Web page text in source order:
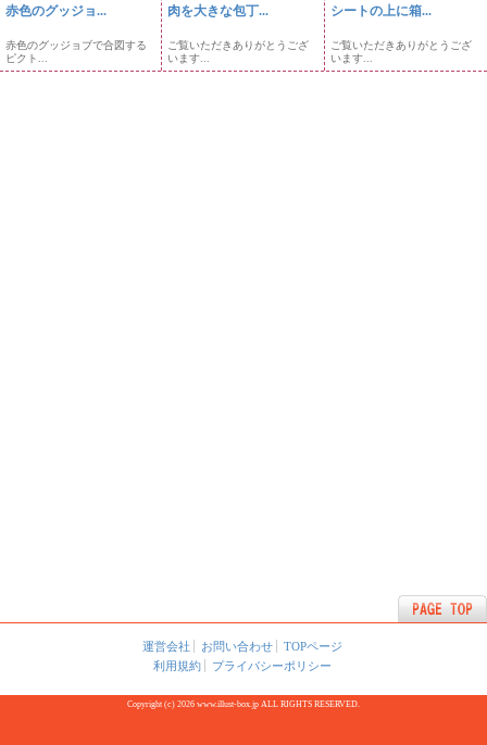
赤色のグッジョ...
赤色のグッジョブで合図する
ピクト...
肉を大きな包丁...
ご覧いただきありがとうござ
います...
シートの上に箱...
ご覧いただきありがとうござ
います...
運営会社 お問い合わせ
TOPページ
利用規約
プライバシーポリシー
Copyright (c) 2026 www.illust-box.jp ALL RIGHTS RESERVED.